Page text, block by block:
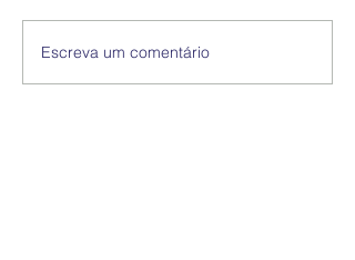
Escreva um comentário